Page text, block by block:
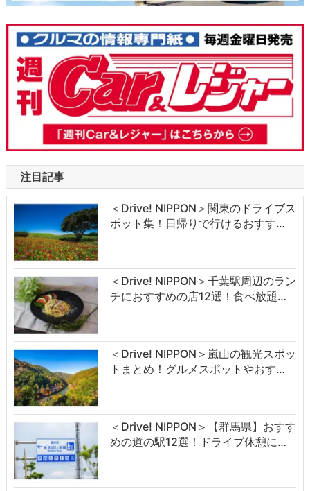
注目記事
＜Drive! NIPPON＞関東のドライブス
ポット集！日帰りで行けるおすす…
＜Drive! NIPPON＞千葉駅周辺のラン
チにおすすめの店12選！食べ放題…
＜Drive! NIPPON＞嵐山の観光スポッ
トまとめ！グルメスポットやおす…
＜Drive! NIPPON＞【群馬県】おすす
めの道の駅12選！ドライブ休憩に…